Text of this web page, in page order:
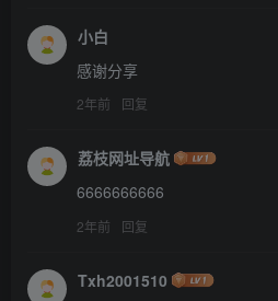
小白
感谢分享
2年前 回复
荔枝网址导航
6666666666
2年前 回复
Txh2001510